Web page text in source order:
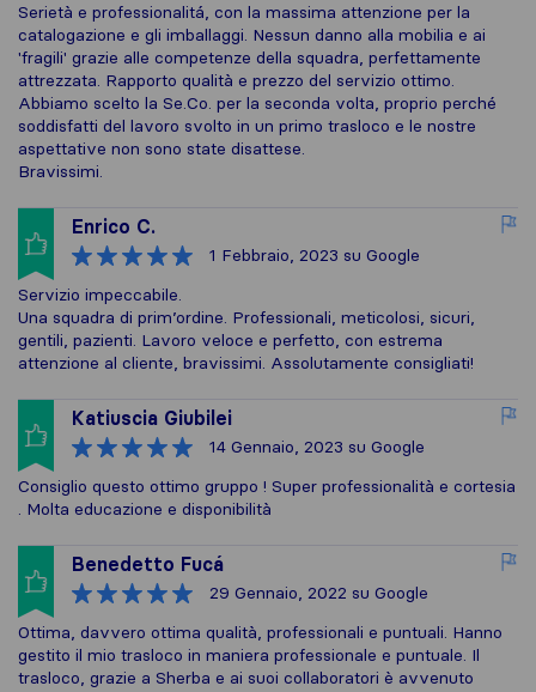
Serietà e professionalitá, con la massima attenzione per la
catalogazione e gli imballaggi. Nessun danno alla mobilia e ai
'fragili' grazie alle competenze della squadra, perfettamente
attrezzata. Rapporto qualità e prezzo del servizio ottimo.
Abbiamo scelto la Se.Co. per la seconda volta, proprio perché
soddisfatti del lavoro svolto in un primo trasloco e le nostre
aspettative non sono state disattese.
Bravissimi.
Enrico C.
1 Febbraio, 2023 su Google
Servizio impeccabile.
Una squadra di prim’ordine. Professionali, meticolosi, sicuri,
gentili, pazienti. Lavoro veloce e perfetto, con estrema
attenzione al cliente, bravissimi. Assolutamente consigliati!
Katiuscia Giubilei
14 Gennaio, 2023 su Google
Consiglio questo ottimo gruppo ! Super professionalità e cortesia
. Molta educazione e disponibilità
Benedetto Fucá
29 Gennaio, 2022 su Google
Ottima, davvero ottima qualità, professionali e puntuali. Hanno
gestito il mio trasloco in maniera professionale e puntuale. Il
trasloco, grazie a Sherba e ai suoi collaboratori è avvenuto